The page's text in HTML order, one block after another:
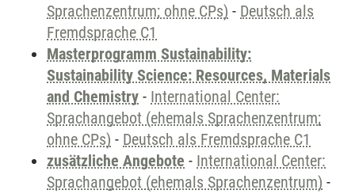
Sprachenzentrum; ohne CPs) - Deutsch als
Fremdsprache C1
Masterprogramm Sustainability:
Sustainability Science: Resources, Materials
and Chemistry - International Center:
Sprachangebot (ehemals Sprachenzentrum;
ohne CPs) - Deutsch als Fremdsprache C1
zusätzliche Angebote - International Center:
Sprachangebot (ehemals Sprachenzentrum) -